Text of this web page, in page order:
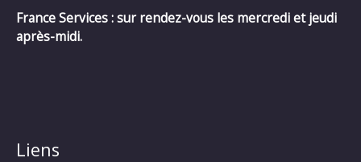
France Services : sur rendez-vous les mercredi et jeudi
après-midi.
Liens